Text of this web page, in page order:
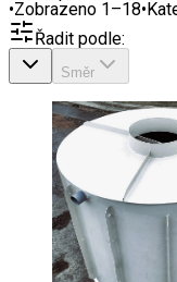
•Zobrazeno 1–18•
Řadit podle:
Směr